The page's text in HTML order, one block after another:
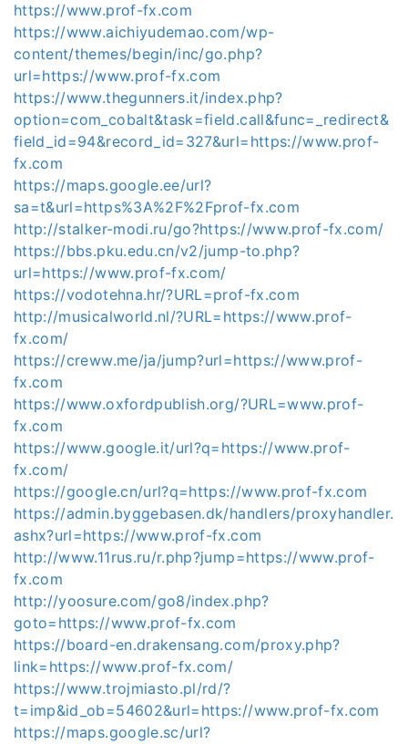
https://www.prof-fx.com
https://www.aichiyudemao.com/wp-
content/themes/begin/inc/go.php?
url=https://www.prof-fx.com
https://www.thegunners.it/index.php?
option=com_cobalt&task=field.call&func=_redirect&
field_id=94&record_id=327&url=https://www.prof-
fx.com
https://maps.google.ee/url?
sa=t&url=https%3A%2F%2Fprof-fx.com
http://stalker-modi.ru/go?https://www.prof-fx.com/
https://bbs.pku.edu.cn/v2/jump-to.php?
url=https://www.prof-fx.com/
https://vodotehna.hr/?URL=prof-fx.com
http://musicalworld.nl/?URL=https://www.prof-
fx.com/
https://creww.me/ja/jump?url=https://www.prof-
fx.com
https://www.oxfordpublish.org/?URL=www.prof-
fx.com
https://www.google.it/url?q=https://www.prof-
fx.com/
https://google.cn/url?q=https://www.prof-fx.com
https://admin.byggebasen.dk/handlers/proxyhandler.
ashx?url=https://www.prof-fx.com
http://www.11rus.ru/r.php?jump=https://www.prof-
fx.com
http://yoosure.com/go8/index.php?
goto=https://www.prof-fx.com
https://board-en.drakensang.com/proxy.php?
link=https://www.prof-fx.com/
https://www.trojmiasto.pl/rd/?
t=imp&id_ob=54602&url=https://www.prof-fx.com
https://maps.google.sc/url?